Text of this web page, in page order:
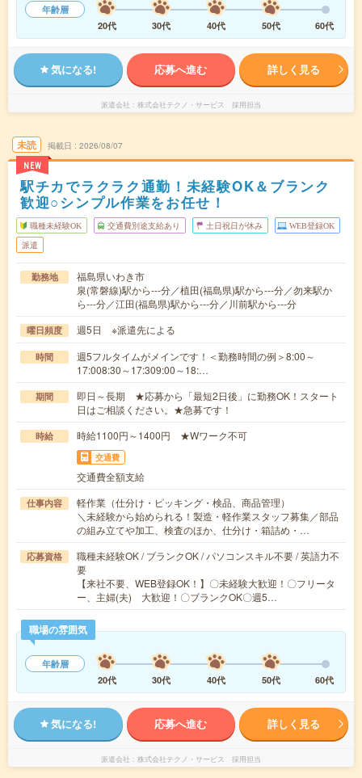
年齢層
20代
30代 40代 50代 60代
気になる! 応募へ進む 詳しく見る
派遣会社 株式会社テクノ・サービス 採用担当
未読
NEW
掲載日 2026/08/07
駅チカでラクラク通勤！未経験OK＆ブランク
歓迎○シンプル作業をお任せ！
職種未経験OK 交通費別途支給あり 土日祝日が休み WEB登録OK
派遣
勤務地
福島県いわき市
泉(常磐線)駅から---分／植田(福島県)駅から---分／勿来駅か
ら---分／江田(福島県)駅から---分／川前駅から---分
曜日頻度 週5日 ※派遣先による
時間
週5フルタイムがメインです！＜勤務時間の例＞8:00～
17:008:30～17:309:00～18:…
期間
即日～長期 ★応募から「最短2日後」に勤務OK！スタート
日はご相談ください。★急募です！
時給 時給1100円～1400円 ★Wワーク不可
交通費
交通費全額支給
仕事内容
軽作業（仕分け・ピッキング・検品、商品管理）
＼未経験から始められる！製造・軽作業スタッフ募集／部品
の組み立てや加工、検査のほか、仕分け・箱詰め・…
応募資格
職種未経験OK / ブランクOK / パソコンスキル不要 / 英語力不
要
【来社不要、WEB登録OK！】〇未経験大歓迎！〇フリータ
ー、主婦(夫) 大歓迎！〇ブランクOK〇週5…
職場の雰囲気
年齢層
20代
30代 40代 50代 60代
気になる! 応募へ進む 詳しく見る
派遣会社 株式会社テクノ・サービス 採用担当